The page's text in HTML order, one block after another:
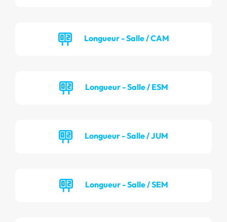
Longueur - Salle / CAM
Longueur - Salle / ESM
Longueur - Salle / JUM
Longueur - Salle / SEM